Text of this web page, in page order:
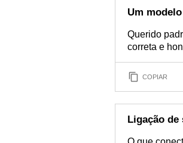
Um modelo
Querido
correta e
COPIAR
Ligação de